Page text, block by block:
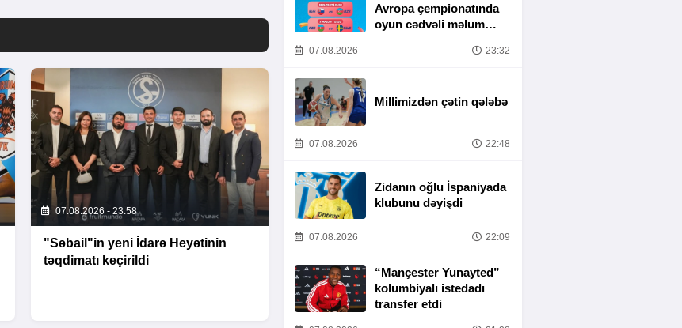
07.08.2026 - 23:58
"Səbail"in yeni İdarə Heyətinin
təqdimatı keçirildi
Avropa çempionatında
oyun cədvəli məlum
07.08.2026 23:32
Millimizdən çətin qələbə
07.08.2026 22:48
Zidanın oğlu İspaniyada
klubunu dəyişdi
07.08.2026 22:09
“Mançester Yunayted”
kolumbiyalı istedadı
transfer etdi